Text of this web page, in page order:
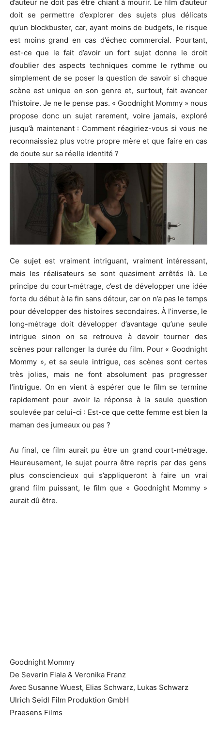
d’auteur ne doit pas être chiant à mourir. Le film d’auteur
doit se permettre d’explorer des sujets plus délicats
qu’un blockbuster, car, ayant moins de budgets, le risque
est moins grand en cas d’échec commercial. Pourtant,
est-ce que le fait d’avoir un fort sujet donne le droit
d’oublier des aspects techniques comme le rythme ou
simplement de se poser la question de savoir si chaque
scène est unique en son genre et, surtout, fait avancer
l’histoire. Je ne le pense pas. « Goodnight Mommy» nous
propose donc un sujet rarement, voire jamais, exploré
jusqu’à maintenant : Commentréagiriez-vous si vous ne
reconnaissiez plus votre propre mère et que faire en cas
de doute sur sa réelle identité ?
Ce sujet est vraiment intriguant, vraiment intéressant,
mais les réalisateurs se sont quasiment arrêtés là. Le
principe du court-métrage, c’est de développer une idée
forte du début à la fin sans détour, car on n’a pas le temps
pour développer des histoires secondaires. À l’inverse, le
long-métrage doit développer d’avantage qu’une seule
intrigue sinon on se retrouve à devoir tourner des
scènes pour rallonger la durée du film. Pour « Goodnight
Mommy », et sa seule intrigue, ces scènes sont certes
très jolies, mais ne font absolument pas progresser
l’intrigue. On en vient à espérer que le film se termine
rapidement pour avoir la réponse à la seule question
soulevée par celui-ci : Est-ce que cette femme est bien la
maman des jumeaux ou pas ?
Au final, ce film aurait pu être un grand court-métrage.
Heureusement, le sujet pourra être repris par des gens
plus consciencieux qui s’appliqueront à faire un vrai
grand film puissant, le film que « Goodnight Mommy»
aurait dû être.
Goodnight Mommy
De Severin Fiala & Veronika Franz
Avec Susanne Wuest, Elias Schwarz, Lukas Schwarz
Ulrich Seidl Film Produktion GmbH
Praesens Films